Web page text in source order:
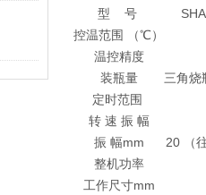
型 号
控温范围 （℃）
温控精度
装瓶量
三角烧
定时范围
转 速 振 幅
振 幅mm
20 （
整机功率
工作尺寸mm